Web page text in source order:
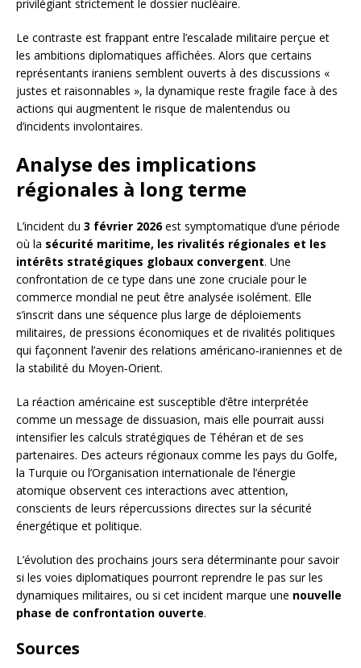
privilégiant strictement le dossier nucléaire.
Le contraste est frappant entre l’escalade militaire perçue et
les ambitions diplomatiques affichées. Alors que certains
représentants iraniens semblent ouverts à des discussions «
justes et raisonnables », la dynamique reste fragile face à des
actions qui augmentent le risque de malentendus ou
d’incidents involontaires.
Analyse des implications
régionales à long terme
L’incident du 3 février 2026est symptomatique d’une période
où la sécurité maritime, les rivalités régionales et les
intérêts stratégiques globaux convergent. Une
confrontation de ce type dans une zone cruciale pour le
commerce mondial ne peut être analysée isolément. Elle
s’inscrit dans une séquence plus large de déploiements
militaires, de pressions économiques et de rivalités politiques
qui façonnent l’avenir des relations américano‑iraniennes et de
la stabilité du Moyen‑Orient.
La réaction américaine est susceptible d’être interprétée
comme un message de dissuasion, mais elle pourrait aussi
intensifier les calculs stratégiques de Téhéran et de ses
partenaires. Des acteurs régionaux comme les pays du Golfe,
la Turquie ou l’Organisation internationale de l’énergie
atomique observent ces interactions avec attention,
conscients de leurs répercussions directes sur la sécurité
énergétique et politique.
L’évolution des prochains jours sera déterminante pour savoir
si les voies diplomatiques pourront reprendre le pas sur les
dynamiques militaires, ou si cet incident marque une nouvelle
phase de confrontation ouverte.
Sources